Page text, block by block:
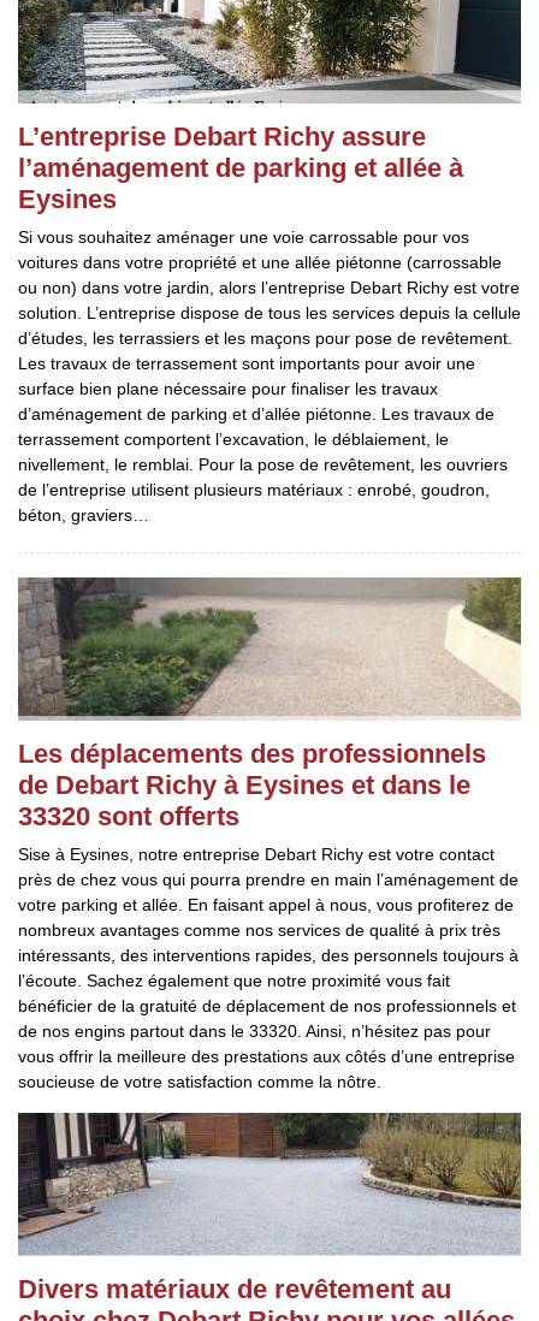
L’entreprise Debart Richy assure
l’aménagement de parking et allée à
Eysines
Si vous souhaitez aménager une voie carrossable pour vos
voitures dans votre propriété et une allée piétonne (carrossable
ou non) dans votre jardin, alors l’entreprise Debart Richy est votre
solution. L’entreprise dispose de tous les services depuis la cellule
d’études, les terrassiers et les maçons pour pose de revêtement.
Les travaux de terrassement sont importants pour avoir une
surface bien plane nécessaire pour finaliser les travaux
d’aménagement de parking et d’allée piétonne. Les travaux de
terrassement comportent l’excavation, le déblaiement, le
nivellement, le remblai. Pour la pose de revêtement, les ouvriers
de l’entreprise utilisent plusieurs matériaux : enrobé, goudron,
béton, graviers…
Les déplacements des professionnels
de Debart Richy à Eysines et dans le
33320 sont offerts
Sise à Eysines, notre entreprise Debart Richy est votre contact
près de chez vous qui pourra prendre en main l’aménagement de
votre parking et allée. En faisant appel à nous, vous profiterez de
nombreux avantages comme nos services de qualité à prix très
intéressants, des interventions rapides, des personnels toujours à
l’écoute. Sachez également que notre proximité vous fait
bénéficier de la gratuité de déplacement de nos professionnels et
de nos engins partout dans le 33320. Ainsi, n’hésitez pas pour
vous offrir la meilleure des prestations aux côtés d’une entreprise
soucieuse de votre satisfaction comme la nôtre.
Divers matériaux de revêtement au